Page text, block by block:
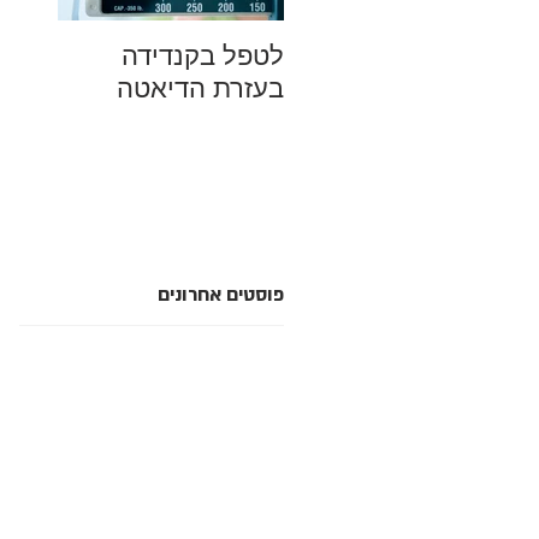
לטפל בקנדידה
בעזרת הדיאטה
פוסטים אחרונים